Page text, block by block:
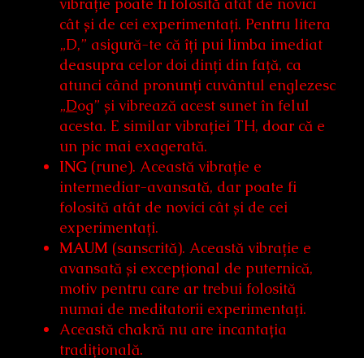
cât și de cei experimentați. Pentru litera
„D,” asigură-te că îți pui limba imediat
deasupra celor doi dinți din față, ca
atunci când pronunți cuvântul englezesc
„Dog” și vibrează acest sunet în felul
acesta. E similar vibrației TH, doar că e
un pic mai exagerată.
ING (rune). Această vibrație e
intermediar-avansată, dar poate fi
folosită atât de novici cât și de cei
experimentați.
MAUM (sanscrită). Această vibrație e
avansată și excepțional de puternică,
motiv pentru care ar trebui folosită
numai de meditatorii experimentați.
Această chakră nu are incantația
tradițională.